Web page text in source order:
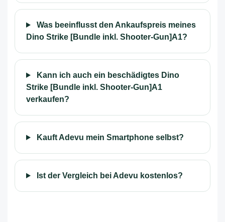
Was beeinflusst den Ankaufspreis meines
Dino Strike [Bundle inkl. Shooter-Gun]A1?
Kann ich auch ein beschädigtes Dino
Strike [Bundle inkl. Shooter-Gun]A1
verkaufen?
Kauft Adevu mein Smartphone selbst?
Ist der Vergleich bei Adevu kostenlos?